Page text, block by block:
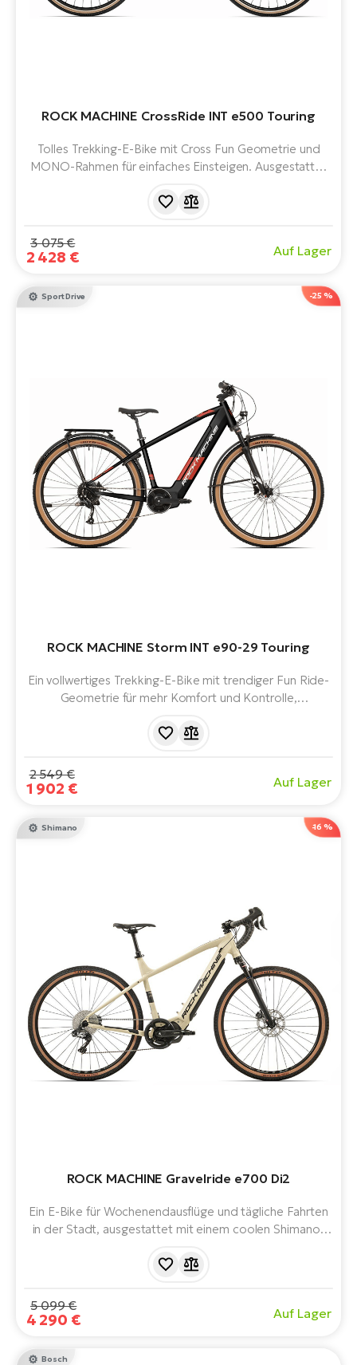
ROCK MACHINE CrossRide INT e500 Touring
Tolles Trekking-E-Bike mit Cross Fun Geometrie und
MONO-Rahmen für einfaches Einsteigen. Ausgestattet
langlebigen Akku, kompletter Tourenausrüstung und
3 075 €
2 428 € Auf Lager
-25 %
Sport Drive
ROCK MACHINE Storm INT e90-29 Touring
Ein vollwertiges Trekking-E-Bike mit trendiger Fun Ride-
Geometrie für mehr Komfort und Kontrolle,
Mittelmotor, Hochleistungsakku, Qualitätsbremsen und
2 549 €
1 902 € Auf Lager
-16 %
Shimano
ROCK MACHINE Gravelride e700 Di2
Ein E-Bike für Wochenendausflüge und tägliche Fahrten
in der Stadt, ausgestattet mit einem coolen Shimano-
5 099 €
4 290 € Auf Lager
Bosch